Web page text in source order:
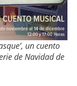
un cuento
de Navidad de